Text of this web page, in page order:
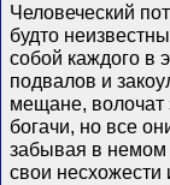
Человеческий
будто
собой каждого в
подвалов и
мещане, волочат
богачи, но все
забывая в немом
свои несхожести